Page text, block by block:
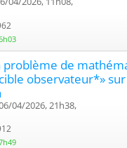
problème de
observateur*»
04/2026, 21h38,